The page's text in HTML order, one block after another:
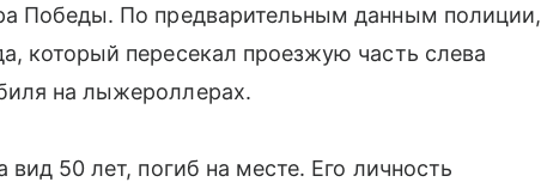
Победы. По предварительным данным полиции,
который пересекал проезжую часть слева
на лыжероллерах.
50 лет, погиб на месте. Его личность